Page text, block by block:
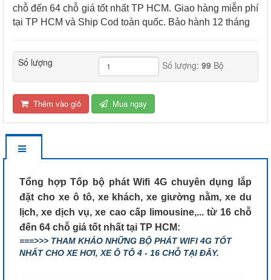
chỗ đến 64 chỗ giá tốt nhất TP HCM. Giao hàng miễn phí
tại TP HCM và Ship Cod toàn quốc. Bảo hành 12 tháng
Số lượng Số lượng: 99Bộ
Thêm vào giỏ Mua ngay
Tổng hợp Tốp bộ phát Wifi 4G chuyên dụng lắp
đặt cho xe ô tô, xe khách, xe giường nằm, xe du
lịch, xe dịch vụ, xe cao cấp limousine,... từ 16 chỗ
đến 64 chỗ giá tốt nhất tại TP HCM:
===>>> THAM KHẢO NHỮNG BỘ PHÁT WIFI 4G TỐT
NHẤT CHO XE HƠI, XE Ô TÔ 4 - 16 CHỖ TẠI ĐÂY.